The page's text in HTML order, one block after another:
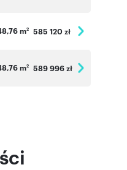
m2 585 120 zł
m2 589 996 zł